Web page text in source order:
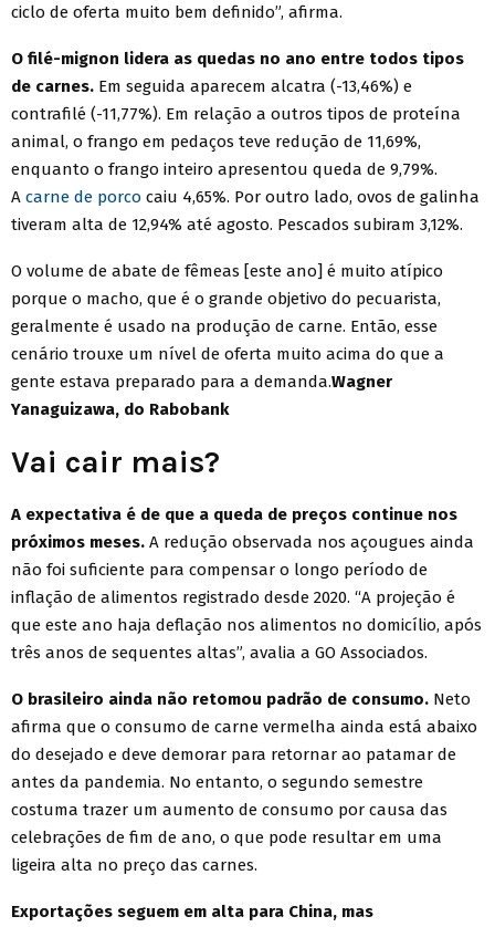
ciclo de oferta muito bem definido”, afirma.
O filé-mignon lidera as quedas no ano entre todos tipos
de carnes. Em seguida aparecem alcatra (-13,46%) e
contrafilé (-11,77%). Em relação a outros tipos de proteína
animal, o frango em pedaços teve redução de 11,69%,
enquanto o frango inteiro apresentou queda de 9,79%.
A carne de porco caiu 4,65%. Por outro lado, ovos de galinha
tiveram alta de 12,94% até agosto. Pescados subiram 3,12%.
O volume de abate de fêmeas [este ano] é muito atípico
porque o macho, que é o grande objetivo do pecuarista,
geralmente é usado na produção de carne. Então, esse
cenário trouxe um nível de oferta muito acima do que a
gente estava preparado para a demanda.Wagner
Yanaguizawa, do Rabobank
Vai cair mais?
A expectativa é de que a queda de preços continue nos
próximos meses. A redução observada nos açougues ainda
não foi suficiente para compensar o longo período de
inflação de alimentos registrado desde 2020. “A projeção é
que este ano haja deflação nos alimentos no domicílio, após
três anos de sequentes altas”, avalia a GO Associados.
O brasileiro ainda não retomou padrão de consumo. Neto
afirma que o consumo de carne vermelha ainda está abaixo
do desejado e deve demorar para retornar ao patamar de
antes da pandemia. No entanto, o segundo semestre
costuma trazer um aumento de consumo por causa das
celebrações de fim de ano, o que pode resultar em uma
ligeira alta no preço das carnes.
Exportações seguem em alta para China, mas